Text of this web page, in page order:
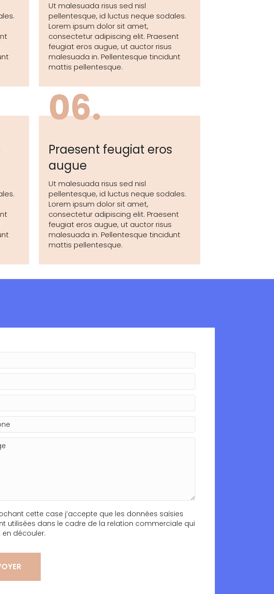
Ut malesuada risus sed nisl
pellentesque, id luctus neque sodales.
Lorem ipsum dolor sit amet,
consectetur adipiscing elit. Praesent
feugiat eros augue, ut auctor risus
malesuada in. Pellentesque tincidunt
mattis pellentesque.
06.
Praesent feugiat eros
augue
Ut malesuada risus sed nisl
pellentesque, id luctus neque sodales.
Lorem ipsum dolor sit amet,
consectetur adipiscing elit. Praesent
feugiat eros augue, ut auctor risus
malesuada in. Pellentesque tincidunt
mattis pellentesque.
cette case j’accepte que les données saisies
utilisées dans le cadre de la relation commerciale qui
en découler.